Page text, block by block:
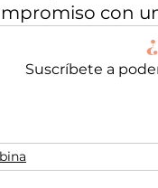
20
con
Suscríbete a